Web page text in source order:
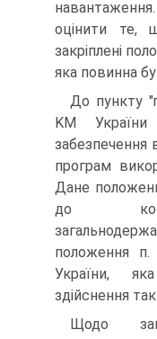
оцінити те,
закріплені
яка повинна
До пункту
KM України
забезпечення
програм
Дане
до
положення
України,
здійснення
Щодо